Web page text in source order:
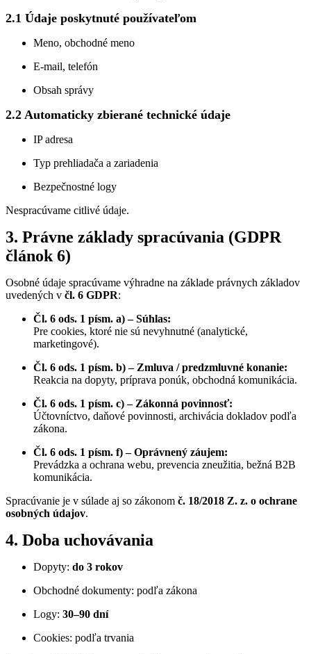
2.1 Údaje poskytnuté používateľom
Meno, obchodné meno
E-mail, telefón
Obsah správy
2.2 Automaticky zbierané technické údaje
IP adresa
Typ prehliadača a zariadenia
Bezpečnostné logy
Nespracúvame citlivé údaje.
3. Právne základy spracúvania (GDPR
článok 6)
Osobné údaje spracúvame výhradne na základe právnych základov
uvedených v čl. 6 GDPR:
Čl. 6 ods. 1 písm. a) – Súhlas:
Pre cookies, ktoré nie sú nevyhnutné (analytické,
marketingové).
Čl. 6 ods. 1 písm. b) – Zmluva / predzmluvné konanie:
Reakcia na dopyty, príprava ponúk, obchodná komunikácia.
Čl. 6 ods. 1 písm. c) – Zákonná povinnosť:
Účtovníctvo, daňové povinnosti, archivácia dokladov podľa
zákona.
Čl. 6 ods. 1 písm. f) – Oprávnený záujem:
Prevádzka a ochrana webu, prevencia zneužitia, bežná B2B
komunikácia.
Spracúvanie je v súlade aj so zákonom č. 18/2018 Z. z. o ochrane
osobných údajov.
4. Doba uchovávania
Dopyty: do 3 rokov
Obchodné dokumenty: podľa zákona
Logy: 30–90 dní
Cookies: podľa trvania